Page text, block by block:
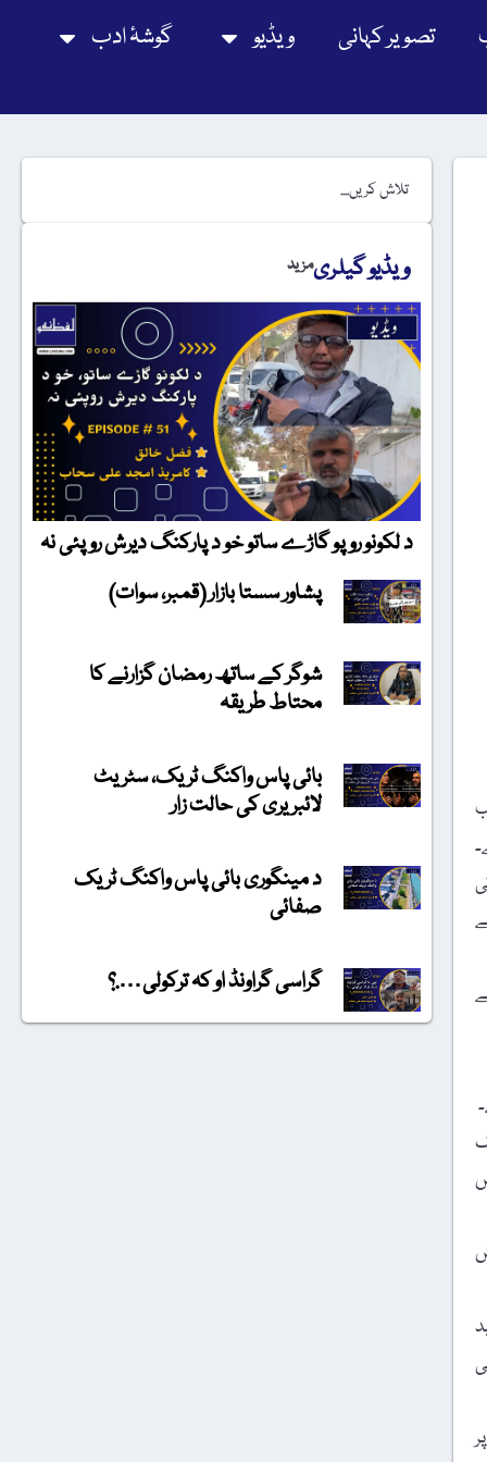
تصویر کہانی ویڈیو گوشۂ ادب
ویڈیو گیلریمزید
د لکونو روپو گاڑے ساتو خو د پارکنگ دیرش روپئی نہ
پشاور سستا بازار (قمبر، سوات)
شوگر کے ساتھ رمضان گزارنے کا
محتاط طریقہ
بائی پاس واکنگ ٹریک، سٹریٹ
لائبریری کی حالت زار
د مینگوری بائی پاس واکنگ ٹریک
صفائی
گراسی گراونڈ او کہ ترکولی….؟